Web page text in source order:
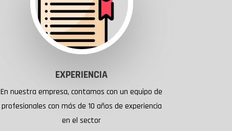
EXPERIENCIA
En nuestra empresa, contamos con un equipo de
profesionales con más de 10 años de experiencia
en el sector